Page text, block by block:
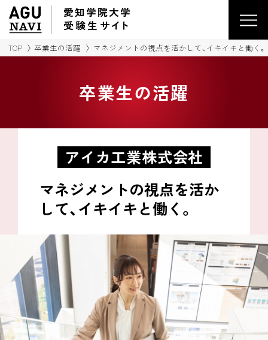
愛知学院大学
受験生 サイ ト
TOP 卒業生の活躍 マネジメントの視点を活かして、 イキイキと働く。
卒業生の活躍
アイカ工業株式会社
マネジメントの視点を活か
して、イキイキと働く。